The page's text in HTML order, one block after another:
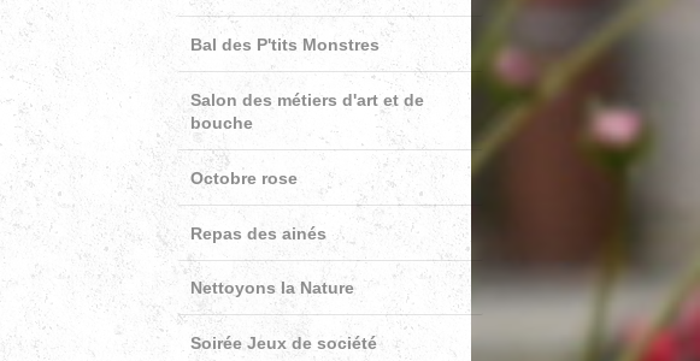
Bal des P'tits Monstres
Salon des métiers d'art et de
bouche
Octobre rose
Repas des ainés
Nettoyons la Nature
Soirée Jeux de société